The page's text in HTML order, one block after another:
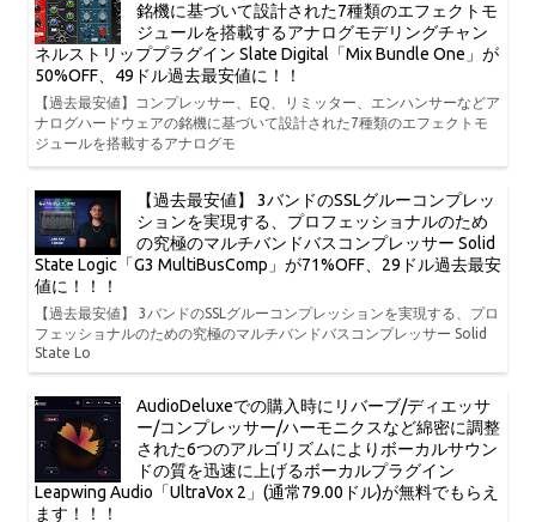
銘機に基づいて設計された7種類のエフェクトモ
ジュールを搭載するアナログモデリングチャン
ネルストリッププラグイン Slate Digital「Mix Bundle One」が
50%OFF、49ドル過去最安値に！！
【過去最安値】コンプレッサー、EQ、リミッター、エンハンサーなどア
ナログハードウェアの銘機に基づいて設計された7種類のエフェクトモ
ジュールを搭載するアナログモ
【過去最安値】 3バンドのSSLグルーコンプレッ
ションを実現する、プロフェッショナルのため
の究極のマルチバンドバスコンプレッサー Solid
State Logic「G3 MultiBusComp」が71%OFF、29ドル過去最安
値に！！！
【過去最安値】 3バンドのSSLグルーコンプレッションを実現する、プロ
フェッショナルのための究極のマルチバンドバスコンプレッサー Solid
State Lo
AudioDeluxeでの購入時にリバーブ/ディエッサ
ー/コンプレッサー/ハーモニクスなど綿密に調整
された6つのアルゴリズムによりボーカルサウン
ドの質を迅速に上げるボーカルプラグイン
Leapwing Audio「UltraVox 2」(通常79.00ドル)が無料でもらえ
ます！！！